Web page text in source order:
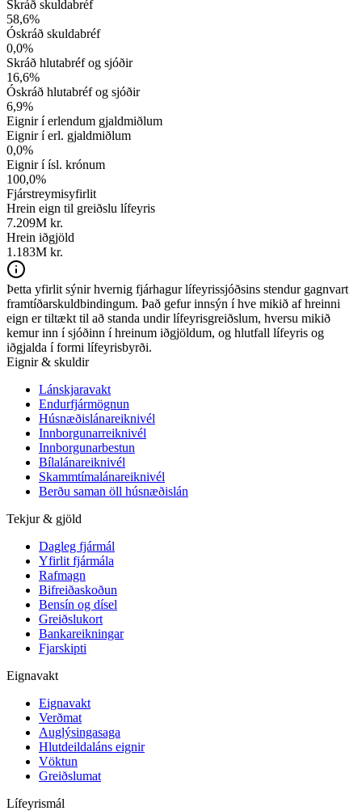
Skráð skuldabréf
58,6%
Óskráð skuldabréf
0,0%
Skráð hlutabréf og sjóðir
16,6%
Óskráð hlutabréf og sjóðir
6,9%
Eignir í erlendum gjaldmiðlum
Eignir í erl. gjaldmiðlum
0,0%
Eignir í ísl. krónum
100,0%
Fjárstreymisyfirlit
Hrein eign til greiðslu lífeyris
7.209M kr.
Hrein iðgjöld
1.183M kr.
Þetta yfirlit sýnir hvernig fjárhagur lífeyrissjóðsins stendur gagnvart
framtíðarskuldbindingum. Það gefur innsýn í hve mikið af hreinni
eign er tiltækt til að standa undir lífeyrisgreiðslum, hversu mikið
kemur inn í sjóðinn í hreinum iðgjöldum, og hlutfall lífeyris og
iðgjalda í formi lífeyrisbyrði.
Eignir & skuldir
Lánskjaravakt
Endurfjármögnun
Húsnæðislánareiknivél
Innborgunarreiknivél
Innborgunarbestun
Bílalánareiknivél
Skammtímalánareiknivél
Berðu saman öll húsnæðislán
Tekjur & gjöld
Dagleg fjármál
Yfirlit fjármála
Rafmagn
Bifreiðaskoðun
Bensín og dísel
Greiðslukort
Bankareikningar
Fjarskipti
Eignavakt
Eignavakt
Verðmat
Auglýsingasaga
Hlutdeildaláns eignir
Vöktun
Greiðslumat
Lífeyrismál